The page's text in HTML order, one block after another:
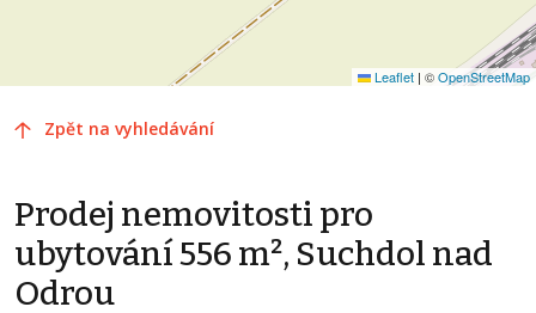
Leaflet | ©OpenStreetMap
Zpět na vyhledávání
Prodej nemovitosti pro
ubytování 556 m², Suchdol nad
Odrou